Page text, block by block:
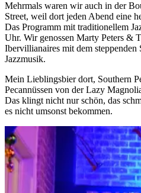
Mehrmals waren wir auch in der
Street, weil dort jeden Abend eine
Das Programm mit traditionellem
Uhr. Wir genossen Marty Peters &
Ibervillianaires mit dem steppenden
Jazzmusik.
Mein Lieblingsbier dort, Southern
Pecannüssen von der Lazy
Das klingt nicht nur schön, das
es nicht umsonst bekommen.